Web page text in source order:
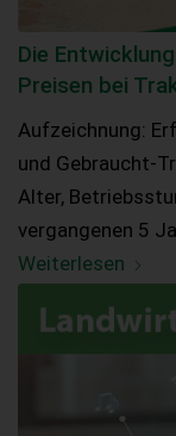
Die
Preisen bei
Aufzeichnung:
und Gebraucht-
Alter,
vergangenen 5
Weiterlesen